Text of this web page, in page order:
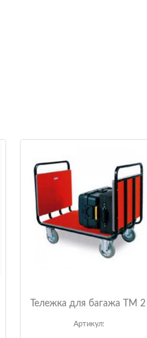
Тележка для багажа ТМ 2
Артикул: